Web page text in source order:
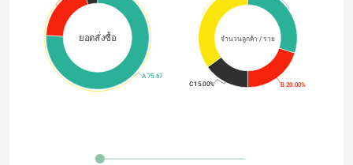
ยอดสั่งซื้อ
A 75.67%
จำนวนลูกค้า / ราย
B 20.00%
C 15.00%